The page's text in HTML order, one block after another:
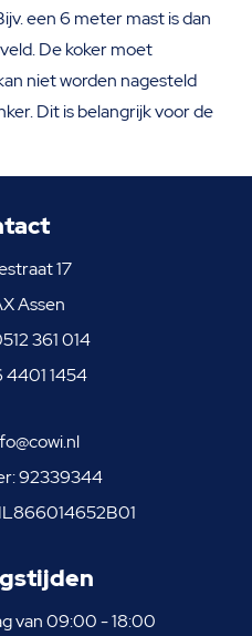
een 6 meter mast is dan
De koker moet
niet worden nagesteld
Dit is belangrijk voor de
17
Assen
361 014
4401 1454
92339344
van 09:00 - 18:00